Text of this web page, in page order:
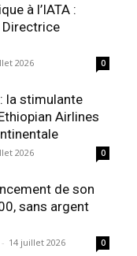
à l’IATA :
Directrice
2026 0
la stimulante
Airlines
2026 0
de son
sans argent
- 14 juillet 2026 0